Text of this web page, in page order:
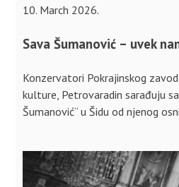
10. March 2026.
Sava Šumanović – uvek
Konzervatori Pokrajinskog
kulture, Petrovaradin sarađuju
Šumanović“ u Šidu od njenog